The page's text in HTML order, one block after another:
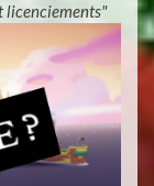
licenciements"